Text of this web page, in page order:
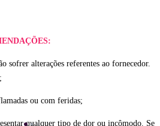
sofrer alterações referentes ao fornecedor.
ou com feridas;
qualquer tipo de dor ou incômodo. Se